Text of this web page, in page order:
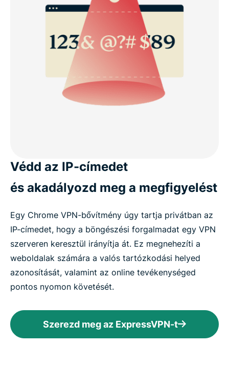
Védd az IP-címedet
és akadályozd meg a megfigyelést
Egy Chrome VPN-bővítmény úgy tartja privátban az
IP-címedet, hogy a böngészési forgalmadat egy VPN
szerveren keresztül irányítja át. Ez megnehezíti a
weboldalak számára a valós tartózkodási helyed
azonosítását, valamint az online tevékenységed
pontos nyomon követését.
Szerezd meg az ExpressVPN-t